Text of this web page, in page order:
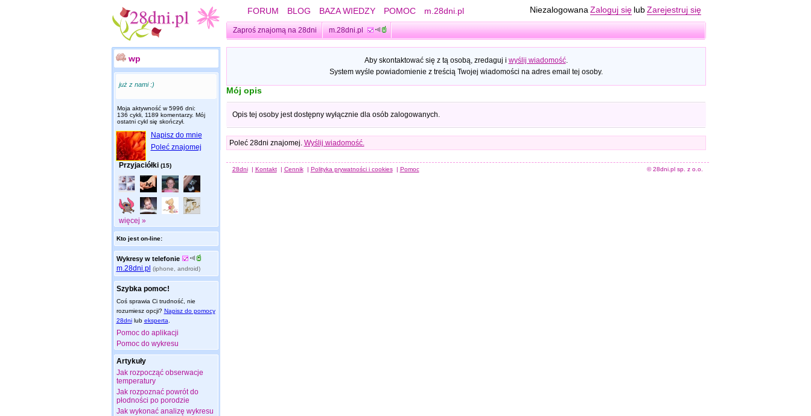
FORUM BLOG BAZA WIEDZY POMOC m.28dni.pl Niezalogowana Zaloguj się lub Zarejestruj się
Zaproś znajomą na 28dni m.28dni.pl
wp
już z nami :)
Moja aktywność w 5996 dni:
136 cykli, 1189 komentarzy. Mój
ostatni cykl się skończył.
Napisz do mnie
Poleć znajomej
Przyjaciółki (15)
więcej »
Kto jest on-line:
Wykresy w telefonie
m.28dni.pl (iphone, android)
Szybka pomoc!
Coś sprawia Ci trudność, nie
rozumiesz opcji? Napisz do pomocy
28dnilub eksperta
Pomoc do aplikacji
Pomoc do wykresu
Artykuły
Jak rozpocząć obserwacje
temperatury
Jak rozpoznać powrót do
płodności po porodzie
Jak wykonać analizę wykresu
Aby skontaktować się z tą osobą, zredaguj i wyślij wiadomość.
System wyśle powiadomienie z treścią Twojej wiadomości na adres email tej osoby.
Mój opis
Opis tej osoby jest dostępny wyłącznie dla osób zalogowanych.
Poleć 28dni znajomej. Wyślij wiadomość.
28dni | Kontakt | Cennik | Polityka prywatności i cookies | Pomoc © 28dni.pl sp. z o.o.